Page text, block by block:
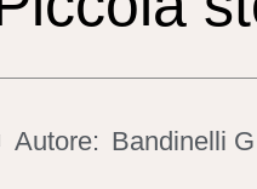
Autore: Bandinelli